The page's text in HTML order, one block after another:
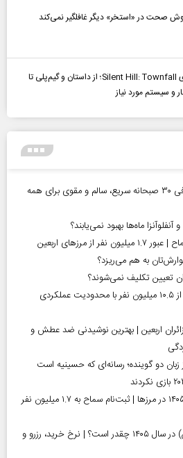
صحت در «استخر» دیگر غافلگیر نمی‌کند
بررسی بازی Silent Hill: Townfall؛ از داستان و گیم‌پلی تا
و سیستم مورد نیاز
صبحانه چی درست کنم؟ معرفی ۳۰ صبحانه سریع، سالم و مقوی برای همه
ماه‌ها بهبود نمی‌یابند؟
به هم می‌ریزد؟
تعیین تکلیف نمی‌شوند؟
آمار معلولیت در ایران | بیش از ۱۰.۵ میلیون نفر با محدودیت عملکردی
اربعین | بهترین نوشیدنی ضد عطش و
زبان دو گوینده؛ رسانه‌ای که حسینیه است
آغاز رسمی برنامه‌های اربعین ۱۴۰۵ در مرز‌ها | ثبت‌نام سماح به ۱.۷ میلیون نفر
قیمت قبر در بهشت زهرا (س) در سال ۱۴۰۵ چقدر است؟ | نرخ خرید، رزرو و